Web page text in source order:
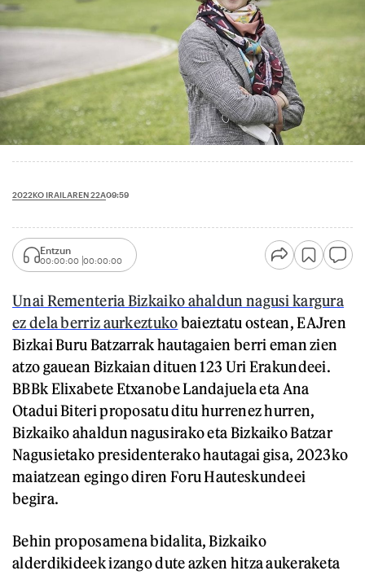
2022KO IRAILAREN 22A09:59
Entzun
00:00:00 00:00:00
Unai Rementeria Bizkaiko ahaldun nagusi kargura
ez dela berriz aurkeztukobaieztatu ostean, EAJren
Bizkai Buru Batzarrak hautagaien berri eman zien
atzo gauean Bizkaian dituen 123 Uri Erakundeei.
BBBk Elixabete Etxanobe Landajuela eta Ana
Otadui Biteri proposatu ditu hurrenez hurren,
Bizkaiko ahaldun nagusirako eta Bizkaiko Batzar
Nagusietako presidenterako hautagai gisa, 2023ko
maiatzean egingo diren Foru Hauteskundeei
begira.
Behin proposamena bidalita, Bizkaiko
alderdikideek izango dute azken hitza aukeraketa